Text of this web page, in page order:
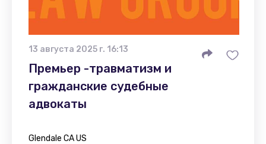
13 августа 2025 г. 16:13
Премьер -травматизм и
гражданские судебные
адвокаты
Glendale CA US